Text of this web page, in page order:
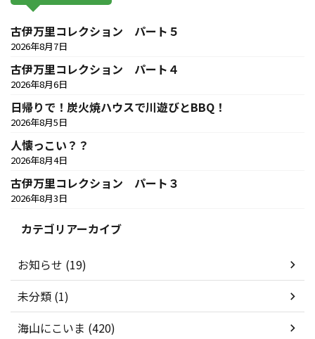
古伊万里コレクション パート５
2026年8月7日
古伊万里コレクション パート４
2026年8月6日
日帰りで！炭火焼ハウスで川遊びとBBQ！
2026年8月5日
人懐っこい？？
2026年8月4日
古伊万里コレクション パート３
2026年8月3日
カテゴリアーカイブ
お知らせ (19)
未分類 (1)
海山にこいま (420)